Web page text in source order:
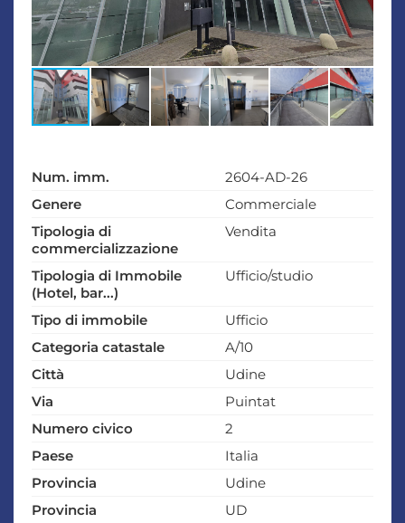
Num. imm.
2604-AD-26
Genere
Commerciale
Tipologia di
commercializzazione
Vendita
Tipologia di Immobile
(Hotel, bar...)
Ufficio/studio
Tipo di immobile
Ufficio
Categoria catastale
A/10
Città
Udine
Via
Puintat
Numero civico
2
Paese
Italia
Provincia
Udine
Provincia
UD